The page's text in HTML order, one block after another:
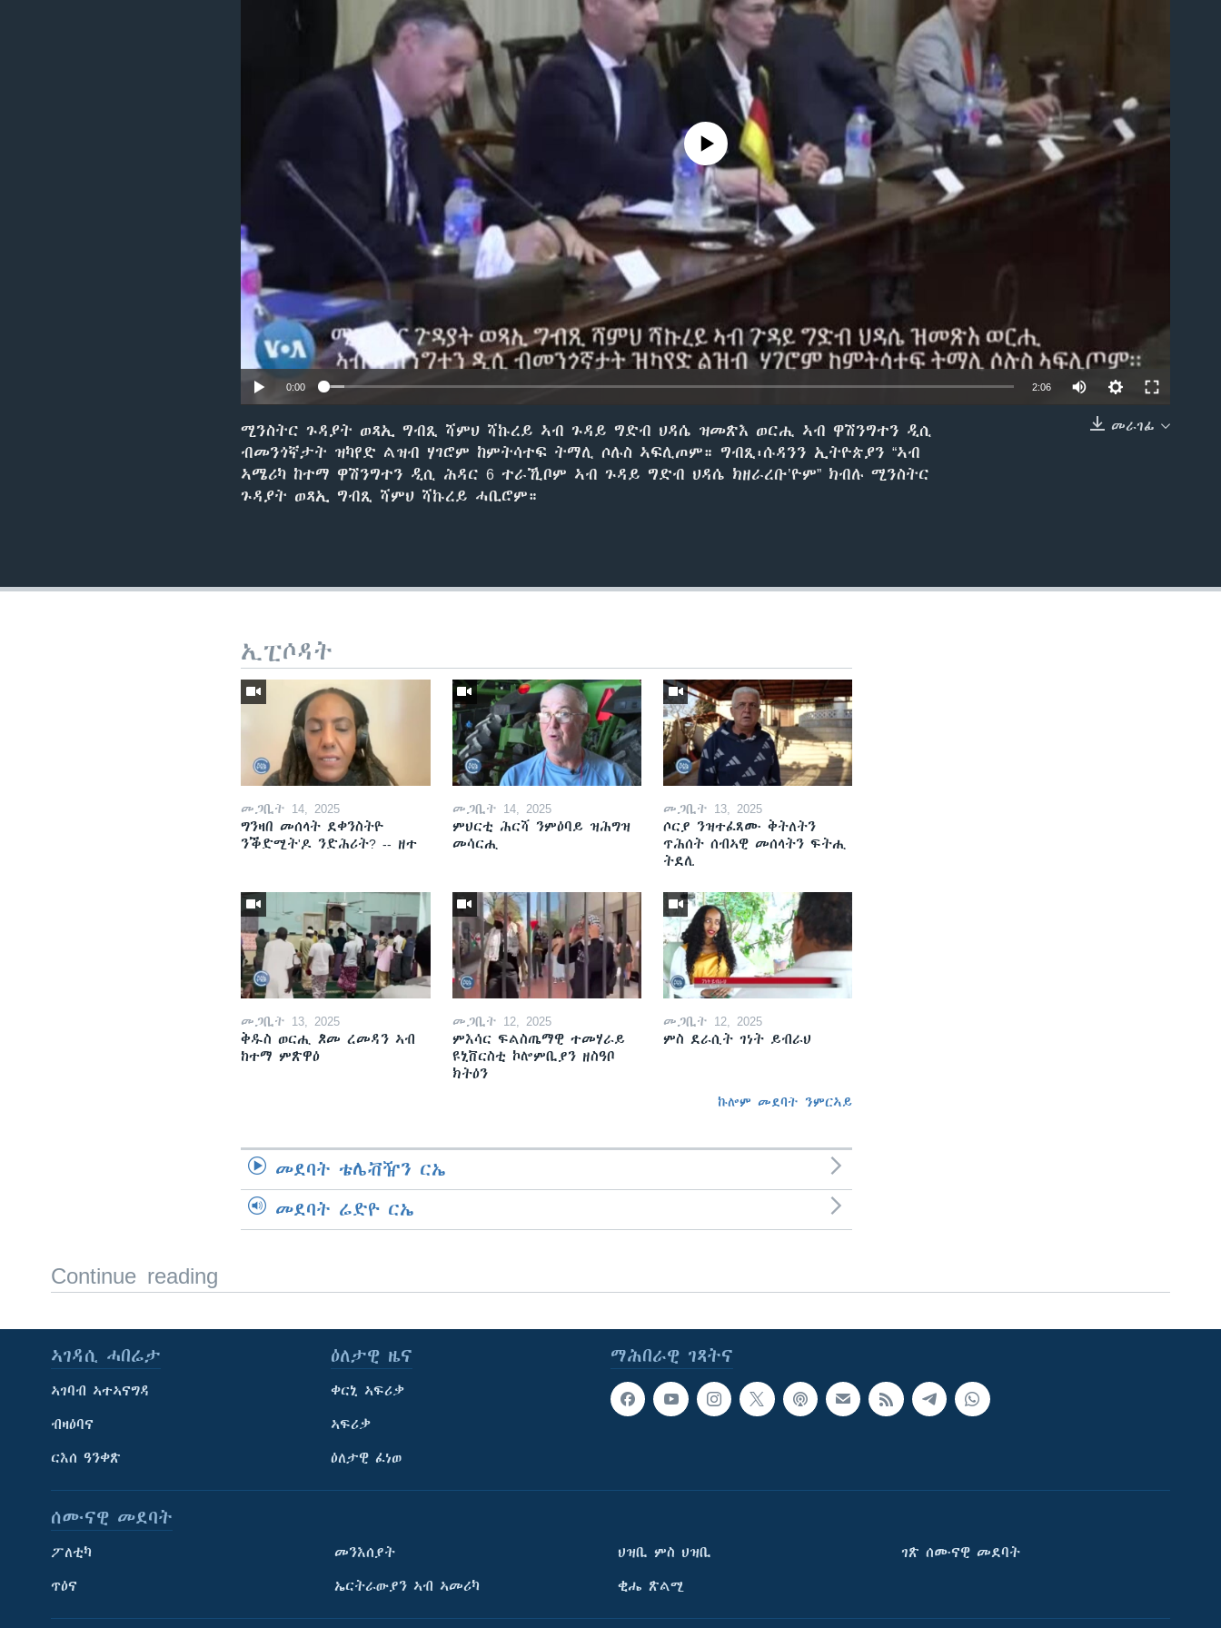
No media source currently available
0:00 2:06
መራገፊ
ሚንስትር ጉዳያት ወጻኢ ግብጺ ሻምህ ሻኩረይ ኣብ ጉዳይ ግድብ ህዳሴ ዝመጽእ ወርሒ ኣብ ዋሽንግተን ዲሲ
ብመንጎኛታት ዝካየድ ልዝብ ሃገሮም ከምትሳተፍ ትማሊ ሶሉስ ኣፍሊጦም። ግብጺ፡ሱዳንን ኢትዮጵያን “ኣብ
ኣሜሪካ ከተማ ዋሽንግተን ዲሲ ሕዳር 6 ተራኺቦም ኣብ ጉዳይ ግድብ ህዳሴ ክዘራረቡ’ዮም” ክብሉ ሚንስትር
ጉዳያት ወጻኢ ግብጺ ሻምህ ሻኩረይ ሓቢሮም።
ኢፒሶዳት
መጋቢት 14, 2025
ግንዛበ መሰላት ደቀንስትዮ
ንቕድሚት'ዶ ንድሕሪት? -- ዘተ
መጋቢት 14, 2025
ምህርቲ ሕርሻ ንምዕባይ ዝሕግዝ
መሳርሒ
መጋቢት 13, 2025
ሶርያ ንዝተፈጸሙ ቅትለትን
ጥሕሰት ሰብኣዊ መሰላትን ፍትሒ
ትደሊ
መጋቢት 13, 2025
ቅዱስ ወርሒ ጾመ ረመዳን ኣብ
ከተማ ምጽዋዕ
መጋቢት 12, 2025
ምእሳር ፍልስጤማዊ ተመሃራይ
ዩኒቨርስቲ ኮሎምቢያን ዘስዓቦ
ክትዕን
መጋቢት 12, 2025
ምስ ደራሲት ገነት ይብራህ
ኩሎም መደባት ንምርኣይ
መደባት ቴሌቭዥን ርኤ
መደባት ሬድዮ ርኤ
Continue reading
ማሕበራዊ ገጻትና
ኣገዳሲ ሓበሬታ
ኣገባብ ኣተኣናግዳ
ብዛዕባና
ርእሰ ዓንቀጽ
ዕለታዊ ዜና
ቀርኒ ኣፍሪቃ
ኣፍሪቃ
ዕለታዊ ፈነወ
ሰሙናዊ መደባት
ፖለቲካ
ጥዕና
መንእሰያት
ኤርትራውያን ኣብ ኣመሪካ
ህዝቢ ምስ ህዝቢ
ቂሔ ጽልሚ
ገጽ ሰሙናዊ መደባት